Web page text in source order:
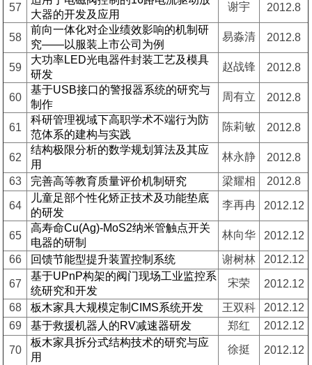
57
大器的开发及应用
谢宇 2012.8
58
前向一体化对企业绩效影响的机制研
究——以服装上市公司为例
易淼清 2012.8
59
大功率LED光电器件封装工艺及模具
研发
赵战锋 2012.8
60
基于USB接口的警报器系统的研究与
制作
周有立 2012.8
61
科研管理视域下高职学术不端行为防
范体系的建构与实践
陈莉敏 2012.8
62
结构极限分析的数学规划算法及其应
用
林永静
2012.8
63
完善高等教育质量评价机制研究 梁耀相 2012.8
64
儿童足部个性化矫正技术及功能垫底
的研发
李再冉 2012.12
65
高寿命Cu(Ag)-MoS2纳米管触点开关
电器的研制
林向华
2012.12
66
回馈节能型提升装置控制系统 谢树林 2012.12
67
基于UPnP构架的阀门现场工业监控系
统研究和开发
宋荣
2012.12
68
板木家具大规模定制CIMS系统开发 王双科
2012.12
69
基于救援机器人的RV减速器研发 郑红 2012.12
70
板木家具拆分式结构技术的研究与应
用
徐挺 2012.12